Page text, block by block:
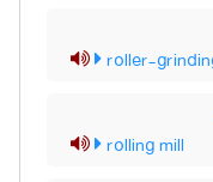
roller-
rolling mill